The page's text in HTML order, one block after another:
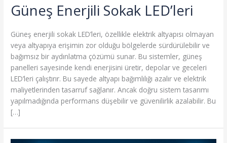
Güneş Enerjili Sokak LED’leri
Güneş enerjili sokak LED’leri, özellikle elektrik altyapısı olmayan
veya altyapıya erişimin zor olduğu bölgelerde sürdürülebilir ve
bağımsız bir aydınlatma çözümü sunar. Bu sistemler, güneş
panelleri sayesinde kendi enerjisini üretir, depolar ve geceleri
LED’leri çalıştırır. Bu sayede altyapı bağımlılığı azalır ve elektrik
maliyetlerinden tasarruf sağlanır. Ancak doğru sistem tasarımı
yapılmadığında performans düşebilir ve güvenilirlik azalabilir. Bu
[…]